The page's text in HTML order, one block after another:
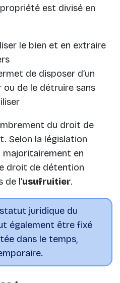
est divisé en
le bien et en extraire
de disposer d’un
ou de le détruire sans
du droit de
Selon la législation
majoritairement en
droit de détention
l’usufruitier.
juridique du
également être fixé
dans le temps,